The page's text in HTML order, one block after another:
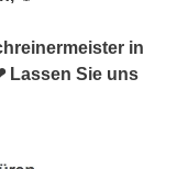
in
Lassen Sie uns